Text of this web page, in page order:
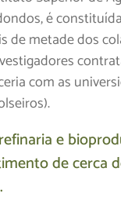
é
de metade dos
com as
e
de cerca